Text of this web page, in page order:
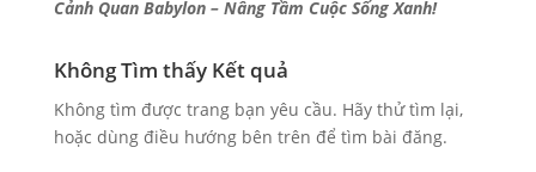
Cảnh Quan Babylon – Nâng Tầm Cuộc Sống Xanh!
Không Tìm thấy Kết quả
Không tìm được trang bạn yêu cầu. Hãy thử tìm lại,
hoặc dùng điều hướng bên trên để tìm bài đăng.